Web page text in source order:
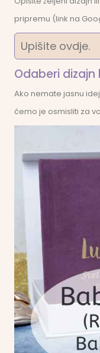
pripremu (link na
Odaberi dizajn
Ako nemate jasnu
ćemo je osmisliti za